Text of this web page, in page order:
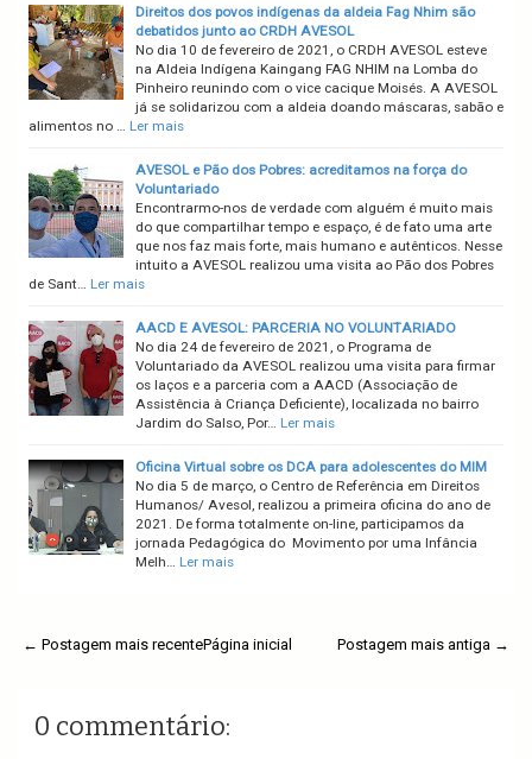
Direitos dos povos indígenas da aldeia Fag Nhim são
debatidos junto ao CRDH AVESOL
No dia 10 de fevereiro de 2021, o CRDH AVESOL esteve
na Aldeia Indígena Kaingang FAG NHIM na Lomba do
Pinheiro reunindo com o vice cacique Moisés. A AVESOL
já se solidarizou com a aldeia doando máscaras, sabão e
alimentos no … Ler mais
AVESOL e Pão dos Pobres: acreditamos na força do
Voluntariado
Encontrarmo-nos de verdade com alguém é muito mais
do que compartilhar tempo e espaço, é de fato uma arte
que nos faz mais forte, mais humano e autênticos. Nesse
intuito a AVESOL realizou uma visita ao Pão dos Pobres
de Sant… Ler mais
AACD E AVESOL: PARCERIA NO VOLUNTARIADO
No dia 24 de fevereiro de 2021, o Programa de
Voluntariado da AVESOL realizou uma visita para firmar
os laços e a parceria com a AACD (Associação de
Assistência à Criança Deficiente), localizada no bairro
Jardim do Salso, Por… Ler mais
Oficina Virtual sobre os DCA para adolescentes do MIM
No dia 5 de março, o Centro de Referência em Direitos
Humanos/ Avesol, realizou a primeira oficina do ano de
2021. De forma totalmente on-line, participamos da
jornada Pedagógica do Movimento por uma Infância
Melh… Ler mais
← Postagem mais recente Postagem mais antiga →
Página inicial
0 commentário: